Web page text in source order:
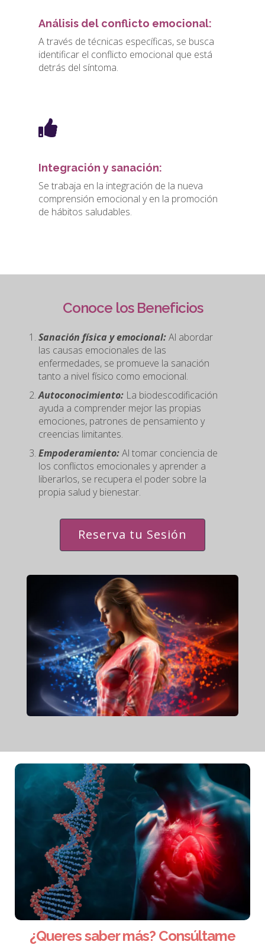
Análisis del conflicto emocional:
A través de técnicas específicas, se busca
identificar el conflicto emocional que está
detrás del síntoma.
Integración y sanación:
Se trabaja en la integración de la nueva
comprensión emocional y en la promoción
de hábitos saludables.
Conoce los Beneficios
Sanación física y emocional:Al abordar
las causas emocionales de las
enfermedades, se promueve la sanación
tanto a nivel físico como emocional.
Autoconocimiento: La biodescodificación
ayuda a comprender mejor las propias
emociones, patrones de pensamiento y
creencias limitantes.
Empoderamiento:Al tomar conciencia de
los conflictos emocionales y aprender a
liberarlos, se recupera el poder sobre la
propia salud y bienestar.
Reserva tu Sesión
¿Queres saber más? Consúltame